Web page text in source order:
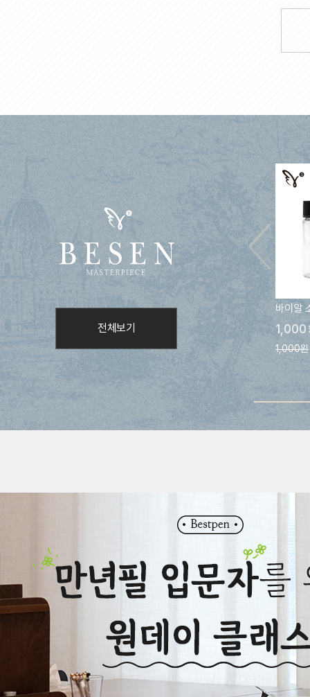
전체보기
바이알
1,000
1,000원